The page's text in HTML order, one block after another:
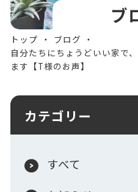
ブ
トップ
ブログ
自分たちにちょうどいい家で
ます【T様のお声】
カテゴリー
すべて